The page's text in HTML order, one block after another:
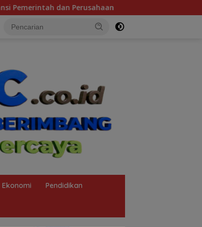
Tragedi KMP Mutiara Sentosa 2 dan
Ekonomi Pendidikan